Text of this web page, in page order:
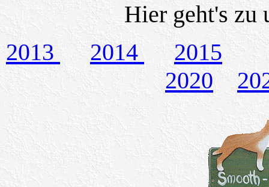
Hier geht's zu
2013
2014
2015
2020